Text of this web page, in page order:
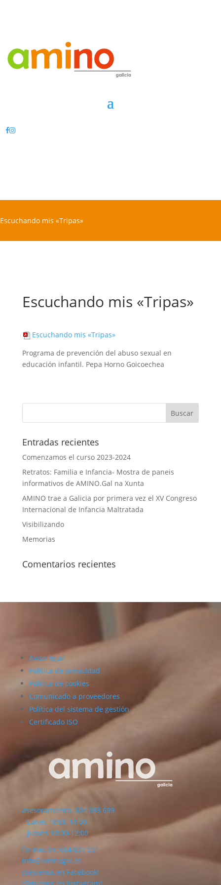
Escuchando mis «Tripas»
Escuchando mis «Tripas»
Escuchando mis «Tripas»
Programa de prevención del abuso sexual en
educación infantil. Pepa Horno Goicoechea
Entradas recientes
Comenzamos el curso 2023-2024
Retratos: Familia e Infancia- Mostra de paneis
informativos de AMINO.Gal na Xunta
AMINO trae a Galicia por primera vez el XV Congreso
Internacional de Infancia Maltratada
Visibilizando
Memorias
Comentarios recientes
Aviso legal
Política de privacidad
Política de cookies
Comunicado a proveedores
Política del sistema de gestión
Certificado ISO
asesoramiento: 604 033 699
Lunes 10:00-11:00
Jueves 10:00-12:00
formación: 604 037 551
info@aminogal.es
¡Síguenos en Facebook!